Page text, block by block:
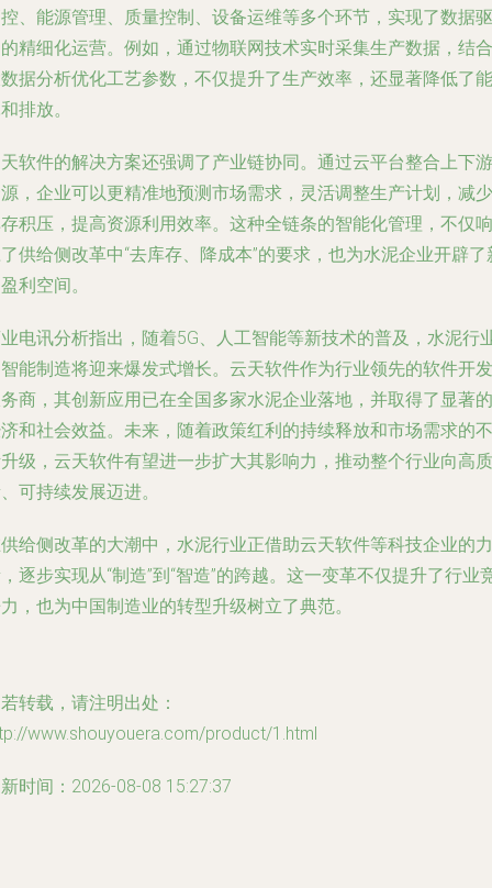
、能源管理、质量控制、设备运维等多个环节，实现了数据驱
精细化运营。例如，通过物联网技术实时采集生产数据，结合
据分析优化工艺参数，不仅提升了生产效率，还显著降低了能
排放。
软件的解决方案还强调了产业链协同。通过云平台整合上下游
，企业可以更精准地预测市场需求，灵活调整生产计划，减少
积压，提高资源利用效率。这种全链条的智能化管理，不仅响
供给侧改革中“去库存、降成本”的要求，也为水泥企业开辟了
利空间。
电讯分析指出，随着5G、人工智能等新技术的普及，水泥行
能制造将迎来爆发式增长。云天软件作为行业领先的软件开发
商，其创新应用已在全国多家水泥企业落地，并取得了显著的
和社会效益。未来，随着政策红利的持续释放和市场需求的不
级，云天软件有望进一步扩大其影响力，推动整个行业向高质
可持续发展迈进。
给侧改革的大潮中，水泥行业正借助云天软件等科技企业的力
逐步实现从“制造”到“智造”的跨越。这一变革不仅提升了行业
，也为中国制造业的转型升级树立了典范。
转载，请注明出处：
www.shouyouera.com/product/1.html
时间：2026-08-08 15:27:37